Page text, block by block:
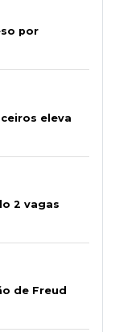
por
eleva
2 vagas
de Freud